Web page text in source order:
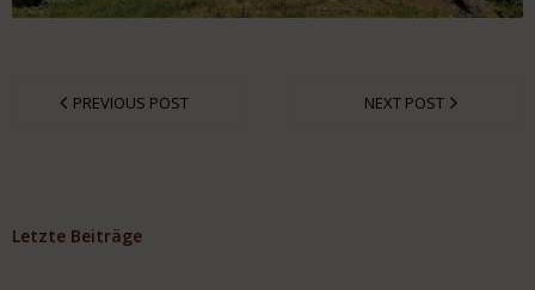
PREVIOUS POST NEXT POST
Letzte Beiträge